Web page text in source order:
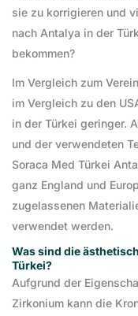
sie zu korrigieren und
nach Antalya in der
bekommen?
Im Vergleich zum
im Vergleich zu den
in der Türkei geringer.
und der verwendeten
Soraca Med Türkei
ganz England und
zugelassenen
verwendet werden.
Was sind die
Türkei?
Aufgrund der
Zirkonium kann die